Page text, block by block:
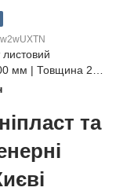
листовий
мм | Товщина 2-
стійкий ПВХ
та